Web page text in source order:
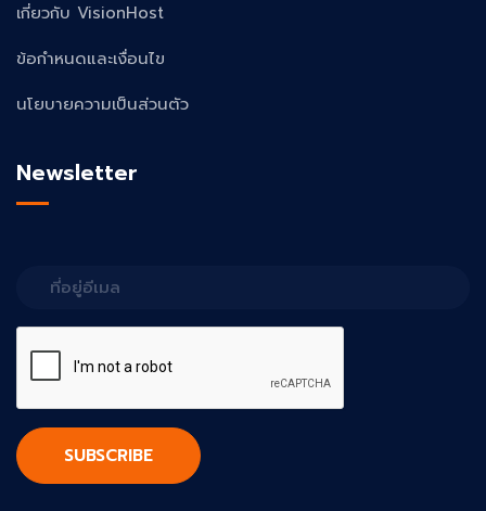
เกี่ยวกับ VisionHost
ข้อกำหนดและเงื่อนไข
นโยบายความเป็นส่วนตัว
Newsletter
SUBSCRIBE